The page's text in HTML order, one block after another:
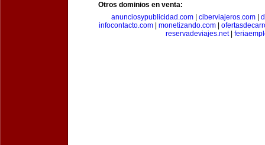
Otros dominios en venta:
anunciosypublicidad.com| ciberviajeros.com|
infocontacto.com
monetizando.com
reservadeviajes.net|